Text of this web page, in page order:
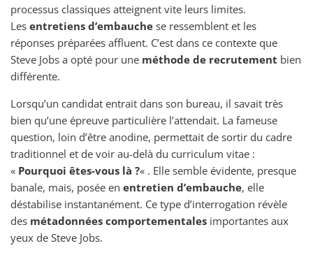
processus classiques atteignent vite leurs limites.
Les entretiens d’embauche se ressemblent et les
réponses préparées affluent. C’est dans ce contexte que
Steve Jobs a opté pour une méthode de recrutement bien
différente.
Lorsqu’un candidat entrait dans son bureau, il savait très
bien qu’une épreuve particulière l’attendait. La fameuse
question, loin d’être anodine, permettait de sortir du cadre
traditionnel et de voir au-delà du curriculum vitae :
« Pourquoi êtes-vous là ?« . Elle semble évidente, presque
banale, mais, posée en entretien d’embauche, elle
déstabilise instantanément. Ce type d’interrogation révèle
des métadonnées comportementales importantes aux
yeux de Steve Jobs.